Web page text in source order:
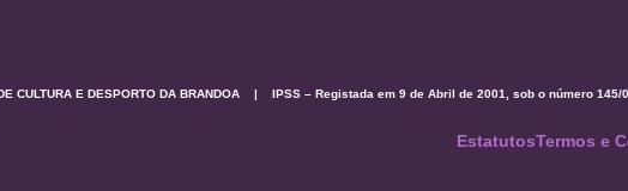
DE CULTURA E DESPORTO DA BRANDOA | IPSS – Registada em 9 de Abril de 2001, sob o número
EstatutosTermos e